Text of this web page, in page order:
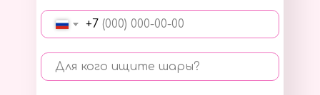
+7
Для кого ищите шары?